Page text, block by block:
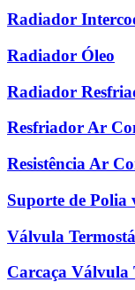
Radiador
Radiador Óleo
Radiador
Resfriador Ar
Resistência Ar
Suporte de Polia
Válvula
Carcaça Válvula